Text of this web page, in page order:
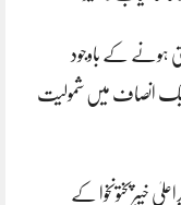
ہونے کے باوجود
انصاف میں شمولیت
خیبرپختونخوا کے